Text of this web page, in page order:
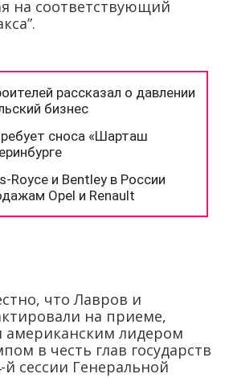
на соответствующий
что Лавров и
на приеме,
американским лидером
в честь глав государств
сессии Генеральной